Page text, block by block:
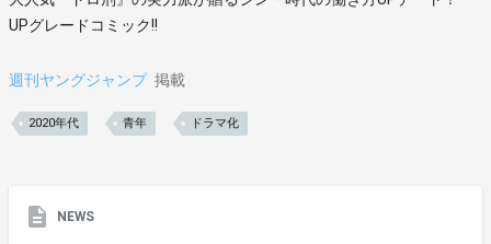
UPグレードコミック!!
週刊ヤングジャンプ 掲載
2020年代 青年 ドラマ化
NEWS